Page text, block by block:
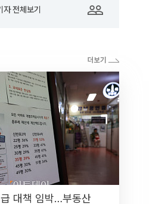
자 전체보기
대책 임박…부동산